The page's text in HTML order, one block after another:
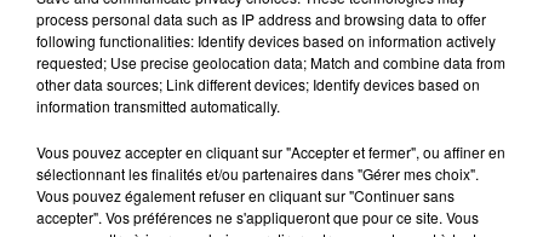
3h57
3h57 3h55
3h55
process personal data such as IP address and browsing data to offer
following functionalities: Identify devices based on information actively
requested; Use precise geolocation data; Match and combine data from
other data sources; Link different devices; Identify devices based on
information transmitted automatically.
Vous pouvez accepter en cliquant sur "Accepter et fermer", ou affiner en
sélectionnant les finalités et/ou partenaires dans "Gérer mes choix".
Vous pouvez également refuser en cliquant sur "Continuer sans
accepter". Vos préférences ne s'appliqueront que pour ce site. Vous